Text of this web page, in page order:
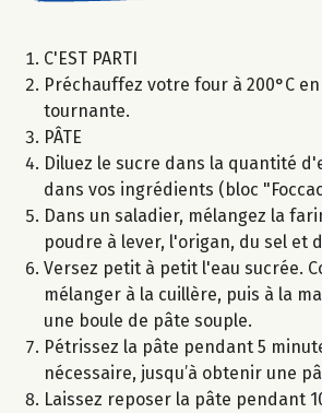
C'EST PARTI
Préchauffez votre four à 200°C
tournante.
PÂTE
Diluez le sucre dans la quantité
dans vos ingrédients (bloc
Dans un saladier, mélangez la
poudre à lever, l'origan, du sel et
Versez petit à petit l'eau sucrée.
mélanger à la cuillère, puis à la
une boule de pâte souple.
Pétrissez la pâte pendant 5
nécessaire, jusqu’à obtenir une
Laissez reposer la pâte pendant